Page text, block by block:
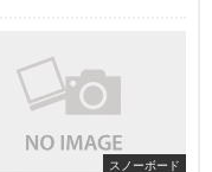
スノーボード